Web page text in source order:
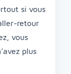
si vous
retour
vous
plus